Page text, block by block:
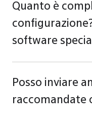
Quanto è
software
Posso inviare
raccomandate